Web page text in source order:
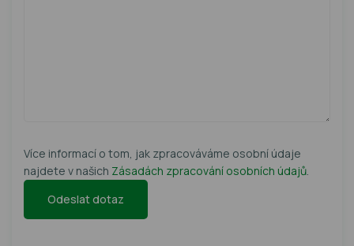
Více informací o tom, jak zpracováváme osobní údaje
najdete v našich Zásadách zpracování osobních údajů.